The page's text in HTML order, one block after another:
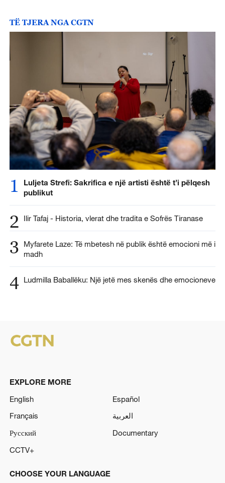
TË TJERA NGA CGTN
1
Luljeta Strefi: Sakrifica e një artisti është t’i pëlqesh
publikut
2 Ilir Tafaj - Historia, vlerat dhe tradita e Sofrës Tiranase
3
Myfarete Laze: Të mbetesh në publik është emocioni më i
madh
4 Ludmilla Baballëku: Një jetë mes skenës dhe emocioneve
EXPLORE MORE
English
Español
Français
العربية
Русский
Documentary
CCTV+
CHOOSE YOUR LANGUAGE